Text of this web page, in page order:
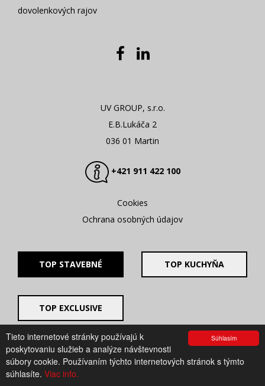
Súhlasím
Tieto internetové stránky používajú k
poskytovaniu služieb a analýze návštevnosti
súbory cookie. Používaním týchto internetových stránok s týmto
súhlasíte. Viac info.
dovolenkových rajov
UV GROUP, s.r.o.
E.B.Lukáča 2
036 01 Martin
+421 911 422 100
Cookies
Ochrana osobných údajov
TOP STAVEBNÉ TOP KUCHYŇA
TOP EXCLUSIVE
© 2008 - 2026. UV GROUP s.r.o. |
Created by CTS Europe
s.r.o.